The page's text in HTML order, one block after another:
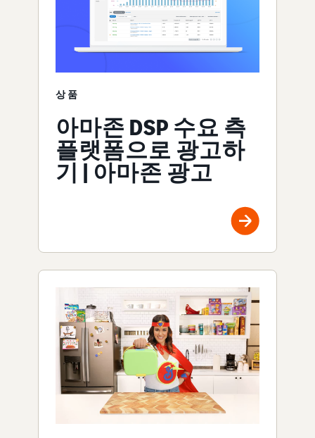
상품
아마존 DSP 수요 측
플랫폼으로 광고하
기 | 아마존 광고